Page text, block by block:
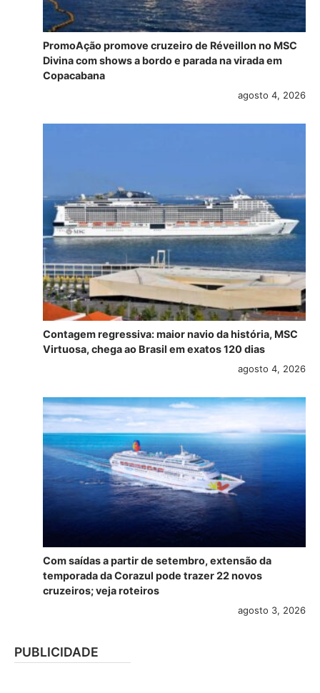
PromoAção promove cruzeiro de Réveillon no MSC
Divina com shows a bordo e parada na virada em
Copacabana
agosto 4, 2026
Contagem regressiva: maior navio da história, MSC
Virtuosa, chega ao Brasil em exatos 120 dias
agosto 4, 2026
Com saídas a partir de setembro, extensão da
temporada da Corazul pode trazer 22 novos
cruzeiros; veja roteiros
agosto 3, 2026
PUBLICIDADE